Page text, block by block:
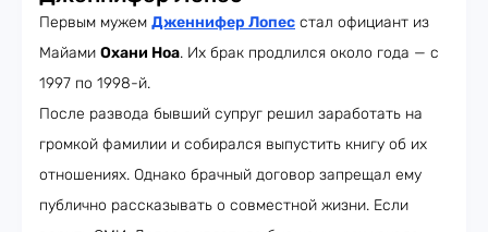
Первым мужем Дженнифер Лопес стал официант из
Майами Охани Ноа. Их брак продлился около года — с
1997 по 1998-й.
После развода бывший супруг решил заработать на
громкой фамилии и собирался выпустить книгу об их
отношениях. Однако брачный договор запрещал ему
публично рассказывать о совместной жизни. Если